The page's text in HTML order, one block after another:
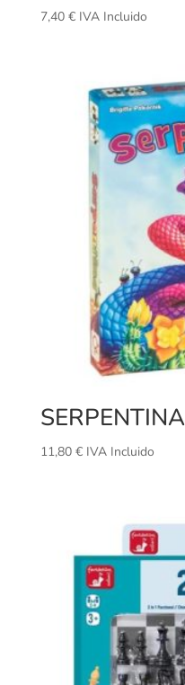
7,40 € IVA Incluido
SERPENTINA
11,80 € IVA Incluido